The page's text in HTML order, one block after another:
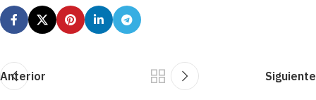
Anterior Siguiente